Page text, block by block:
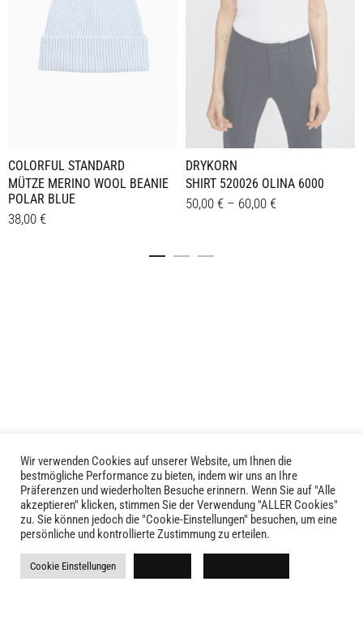
COLORFUL STANDARD
MÜTZE MERINO WOOL BEANIE
POLAR BLUE
38,00 €
DRYKORN
SHIRT 520026 OLINA 6000
50,00 € – 60,00 €
gewählt
werden
LIVID © 2024
Kontakt
Versandkosten
Wir verwenden Cookies auf unserer Website, um Ihnen die
bestmögliche Performance zu bieten, indem wir uns an Ihre
Präferenzen und wiederholten Besuche erinnern. Wenn Sie auf "Alle
akzeptieren" klicken, stimmen Sie der Verwendung "ALLER Cookies"
zu. Sie können jedoch die "Cookie-Einstellungen" besuchen, um eine
persönliche und kontrollierte Zustimmung zu erteilen.
Cookie Einstellungen